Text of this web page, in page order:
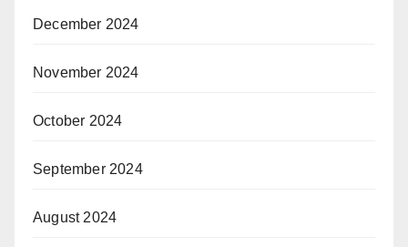
December 2024
November 2024
October 2024
September 2024
August 2024